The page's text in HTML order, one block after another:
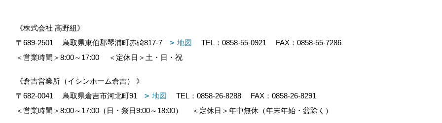
《株式会社 高野組》
〒689-2501
鳥取県東伯郡琴浦町赤碕817-7 地図 TEL： 0858-55-0921
FAX：0858-55-7286
＜営業時間＞8:00～17:00
＜定休日＞土・日・祝
《倉吉営業所（イシンホーム倉吉） 》
〒682-0041
鳥取県倉吉市河北町91 地図 TEL： 0858-26-8288
FAX：0858-26-8291
＜営業時間＞8:00～17:00（日・祭日9:00～18:00）
＜定休日＞年中無休（年末年始・盆除く）